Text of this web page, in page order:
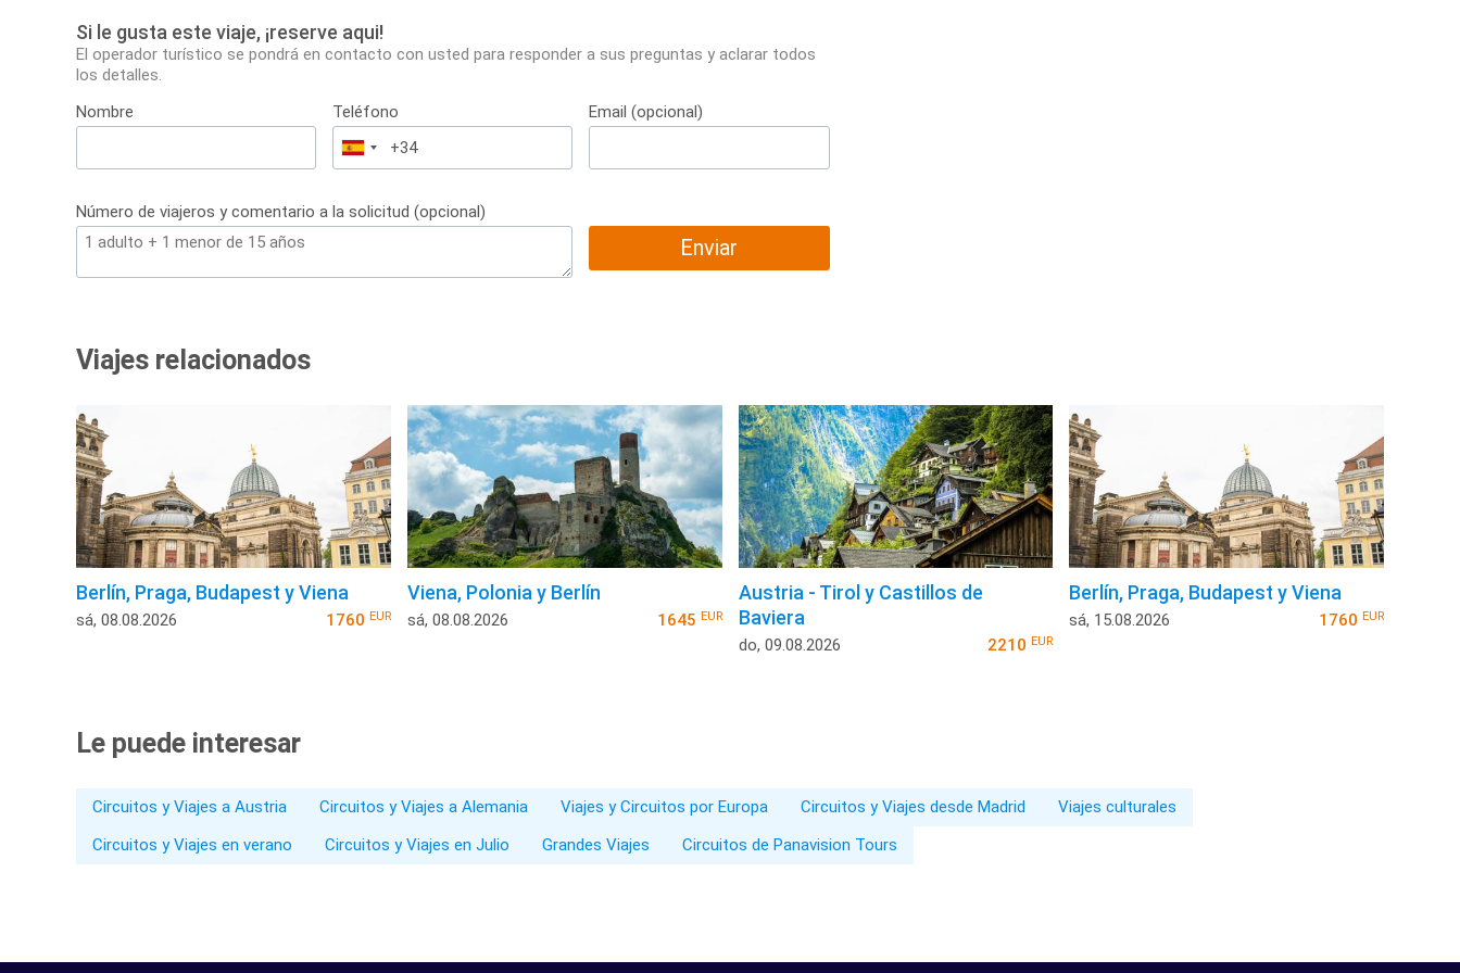
Si le gusta este viaje, ¡reserve aqui!
El operador turístico se pondrá en contacto con usted para responder a sus preguntas y aclarar todos
los detalles.
Nombre
Teléfono
España
+34
Email (opcional)
Número de viajeros y comentario a la solicitud (opcional)
Enviar
Viajes relacionados
Berlín, Praga, Budapest y Viena
sá, 08.08.2026 1760 EUR
Viena, Polonia y Berlín
sá, 08.08.2026 1645 EUR
Austria - Tirol y Castillos de
Baviera
do, 09.08.2026 2210EUR
Berlín, Praga, Budapest y Viena
sá, 15.08.2026 1760 EUR
Le puede interesar
Circuitos y Viajes a Austria Circuitos y Viajes a Alemania Viajes y Circuitos por Europa Circuitos y Viajes desde Madrid
Viajes culturales
Circuitos y Viajes en verano
Circuitos y Viajes en Julio Grandes Viajes Circuitos de Panavision Tours